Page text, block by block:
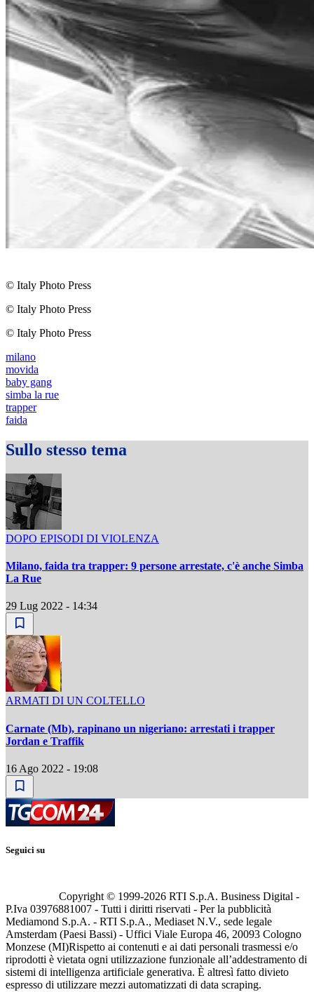
© Italy Photo Press
© Italy Photo Press
© Italy Photo Press
milano
movida
baby gang
simba la rue
trapper
faida
Sullo stesso tema
DOPO EPISODI DI VIOLENZA
Milano, faida tra trapper: 9 persone arrestate, c'è anche Simba
La Rue
29 Lug 2022 - 14:34
ARMATI DI UN COLTELLO
Carnate (Mb), rapinano un nigeriano: arrestati i trapper
Jordan e Traffik
16 Ago 2022 - 19:08
Seguici su
Copyright © 1999-2026 RTI S.p.A. Business Digital -
P.Iva 03976881007 - Tutti i diritti riservati - Per la pubblicità
Mediamond S.p.A. - RTI S.p.A., Mediaset N.V., sede legale
Amsterdam (Paesi Bassi) - Uffici Viale Europa 46, 20093 Cologno
Monzese (MI)Rispetto ai contenuti e ai dati personali trasmessi e/o
riprodotti è vietata ogni utilizzazione funzionale all’addestramento di
sistemi di intelligenza artificiale generativa. È altresì fatto divieto
espresso di utilizzare mezzi automatizzati di data scraping.